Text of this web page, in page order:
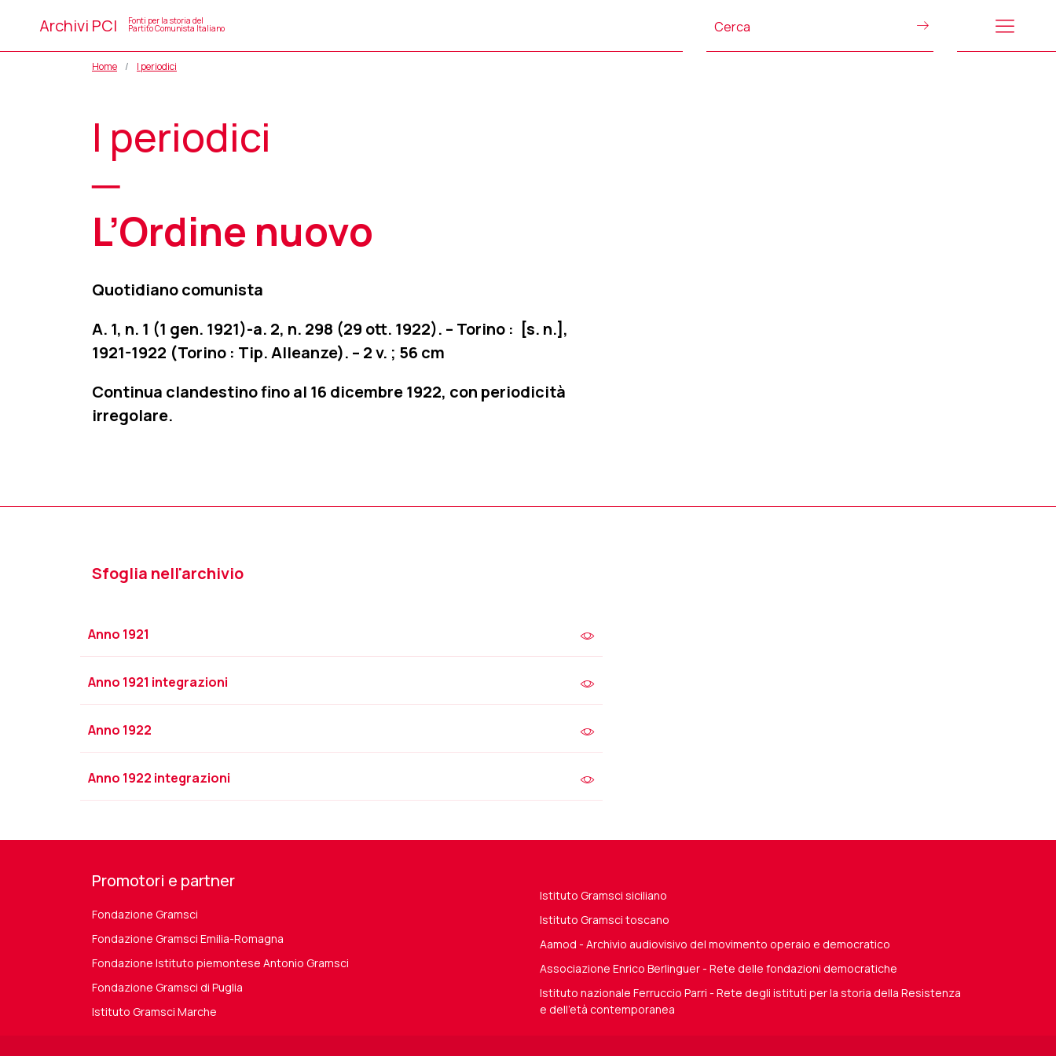
Archivi PCI Fonti per la storia del
Partito Comunista Italiano
Home I periodici
I periodici
─
L’Ordine nuovo
Quotidiano comunista
A. 1, n. 1 (1 gen. 1921)-a. 2, n. 298 (29 ott. 1922). – Torino : [s. n.],
1921-1922 (Torino : Tip. Alleanze). – 2 v. ; 56 cm
Continua clandestino fino al 16 dicembre 1922, con periodicità
irregolare.
Sfoglia nell'archivio
Anno 1921
Anno 1921 integrazioni
Anno 1922
Anno 1922 integrazioni
Promotori e partner
Fondazione Gramsci
Fondazione Gramsci Emilia-Romagna
Fondazione Istituto piemontese Antonio Gramsci
Fondazione Gramsci di Puglia
Istituto Gramsci Marche
Istituto Gramsci siciliano
Istituto Gramsci toscano
Aamod - Archivio audiovisivo del movimento operaio e democratico
Associazione Enrico Berlinguer - Rete delle fondazioni democratiche
Istituto nazionale Ferruccio Parri - Rete degli istituti per la storia della Resistenza
e dell'età contemporanea